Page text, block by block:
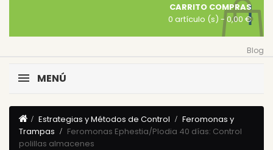
CARRITO COMPRAS
0 artículo (s) - 0,00 €
Blog
MENÚ
Estrategias y Métodos de Control
Feromonas y
Trampas
Feromonas Ephestia/Plodia 40 días: Control
polillas almacenes